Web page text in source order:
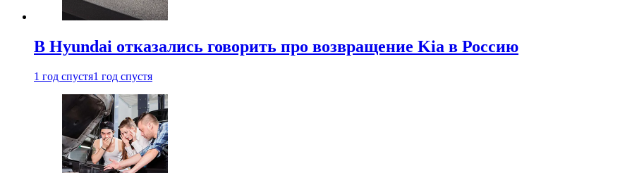
В Hyundai отказались говорить про возвращение Kia в Россию
1 год спустя1 год спустя